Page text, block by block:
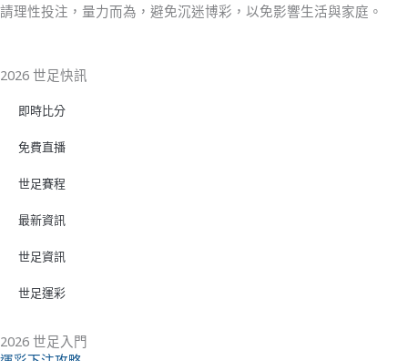
請理性投注，量力而為，避免沉迷博彩，以免影響生活與家庭。
2026 世足快訊
即時比分
免費直播
世足賽程
最新資訊
世足資訊
世足運彩
2026 世足入門